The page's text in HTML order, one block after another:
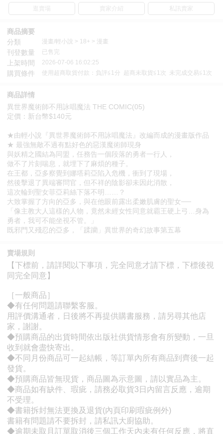
逛賣場
賣家介紹 私訊賣家
商品摘要
分類
漫畫/輕小說 > 18+ > 漫畫
刊登數量 已售完
上架時間 2026-07-06 16:02:25
購買條件 使用超商取貨付款：負評≦1分 超商未取貨≦1次 未完成交易≦1次
商品詳情
異世界魔術師不用詠唱魔法 THE COMIC(05)
定價：新台幣$140元
★由輕小說『異世界魔術師不用詠唱魔法』改編而成的漫畫版作品
★ 最強無敵不過有點好色的惡漢魔術師現身
與妖精之國結為同盟，任務告一個段落的勇者一行人，
做不了片刻喘息，就埋下了麻煩的種子。
在王都，亞多察覺到娜塔莉亞陷入危機，衝到了現場，
然後擊退了異端審問官，但不祥的陰影卻未因此消散，
這次輪到聖女菲亞莉絲下落不明……？
大致掌握了方向的亞多，與在他眼前露出柔嫩肌膚的聖女──
「像主教大人這樣的人物，竟然未經女性同意就霸王硬上弓…身為
勇者，我可不能坐視不管。」
既邪門又殘忍的亞多，「蹂躪」異世界的奇幻故事第五幕
賣場規則